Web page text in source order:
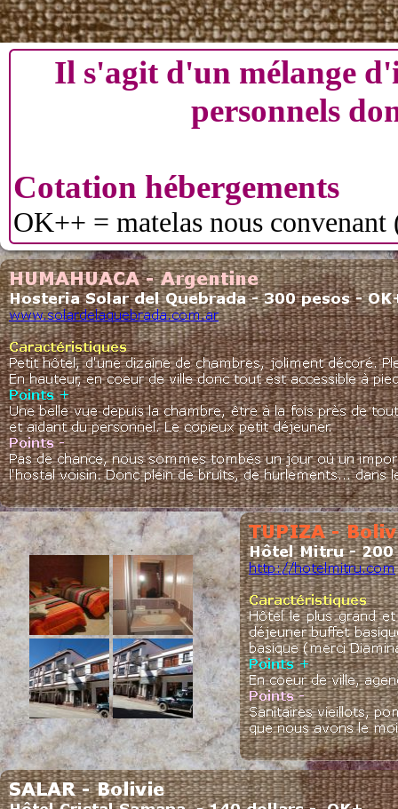
Il s'agit d'un mélange
personnels
Cotation hébergements
OK++ = matelas nous
OK+ = 1 des critères ci-dessus
OK = acceptable pour une nuit
Le point commun de
luna ou croissants. Il en existe de
fourrés…
Cotation petits-déjeuners
Continental = servi à table
Buffet continental = buffet avec
croissants, céréales, jus, fruits,
Buffet = buffet avec grand choix
gateaux multiples...